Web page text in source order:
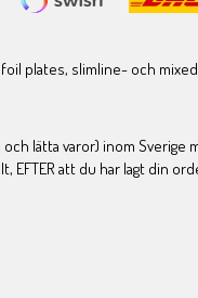
plates, slimline- och
lätta varor) inom Sverige
EFTER att du har lagt din